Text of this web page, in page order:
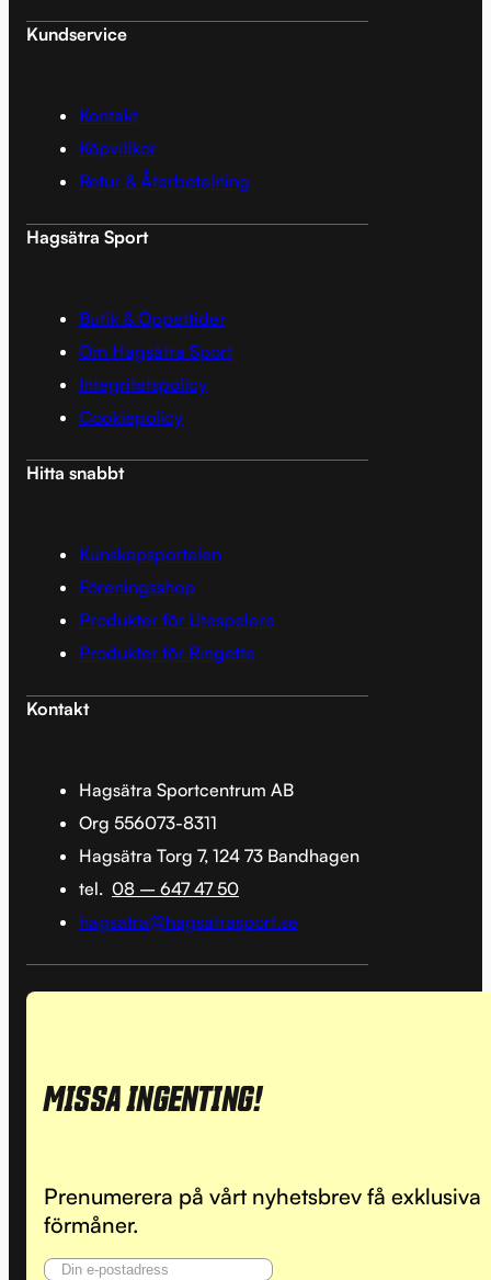
Kundservice
Kontakt
Köpvillkor
Retur & Återbetalning
Hagsätra Sport
Butik & Öppettider
Om Hagsätra Sport
Integritetspolicy
Cookiepolicy
Hitta snabbt
Kunskapsportalen
Föreningsshop
Produkter för Utespelare
Produkter för Ringette
Kontakt
Hagsätra Sportcentrum AB
Org 556073-8311
Hagsätra Torg 7, 124 73 Bandhagen
tel. 08 – 647 47 50
hagsatra@hagsatrasport.se
MISSA INGENTING!
Prenumerera på vårt nyhetsbrev få exklusiva
förmåner.